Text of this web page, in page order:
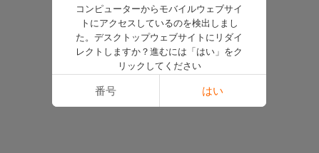
コンピューターからモバイルウェブサイ
トにアクセスしているのを検出しまし
た。デスクトップウェブサイトにリダイ
レクトしますか？進むには「はい」をク
リックしてください
番号 はい